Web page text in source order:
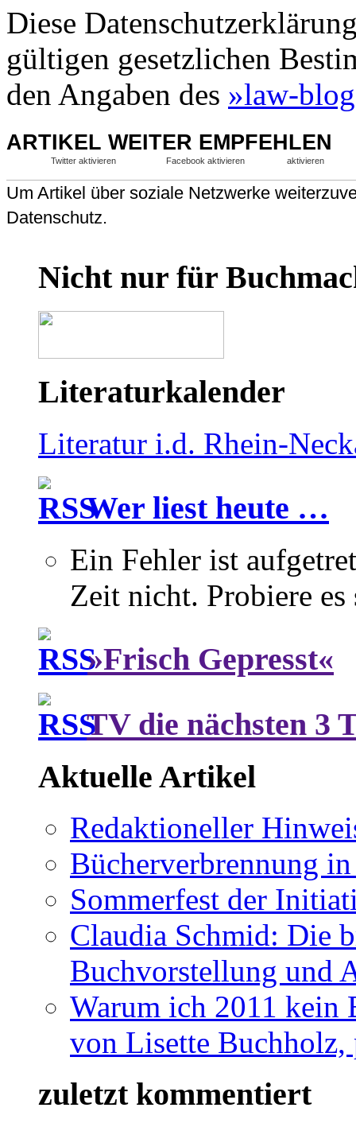
Diese
gültigen gesetzlichen
den Angaben des »law-blog
ARTIKEL WEITER EMPFEHLEN
Twitter aktivieren Facebook aktivieren aktivieren
Um Artikel über soziale Netzwerke
Datenschutz.
Nicht nur für
Literaturkalender
Literatur i.d. Rhein-
Wer liest heute …
Ein Fehler ist
Zeit nicht. Probiere
»Frisch Gepresst«
TV die nächsten 3
Aktuelle Artikel
Redaktioneller
Bücherverbrennung
Sommerfest der
Claudia Schmid: Die
Buchvorstellung und
Warum ich 2011 kein
von Lisette Buchholz,
zuletzt kommentiert